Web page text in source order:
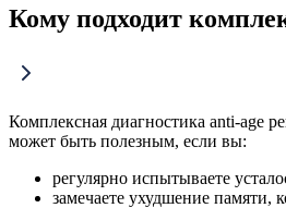
Кому подходит
Комплексная диагностика anti-age
может быть полезным, если вы:
регулярно испытываете
замечаете ухудшение памяти,